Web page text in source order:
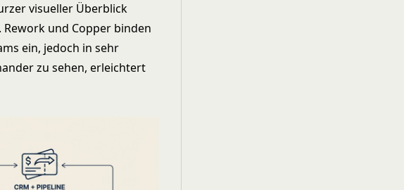
visueller Überblick
und Copper binden
ein, jedoch in sehr
zu sehen, erleichtert